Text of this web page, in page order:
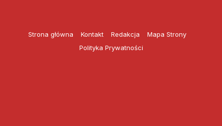
Strona główna Kontakt Redakcja
Mapa Strony
Polityka Prywatności